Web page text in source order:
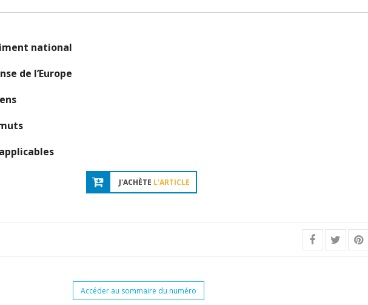
national
de l’Europe
J'ACHÈTE L'ARTICLE
Accéder au sommaire du numéro